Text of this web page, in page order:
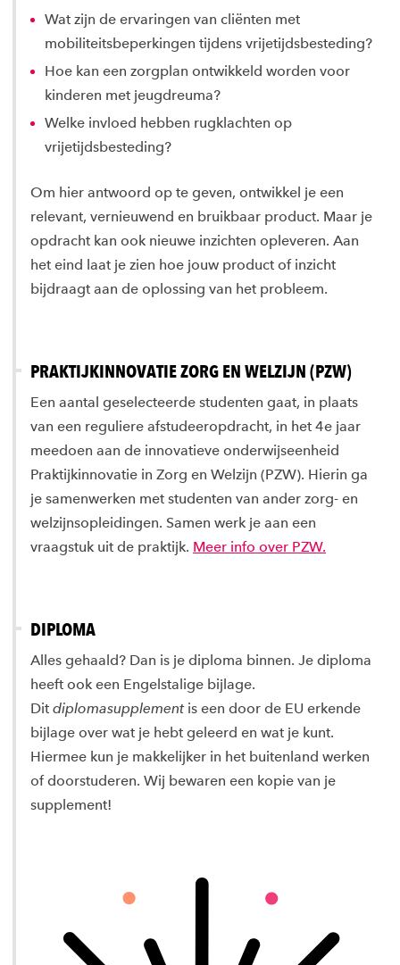
Wat zijn de ervaringen van cliënten met
mobiliteitsbeperkingen tijdens vrijetijdsbesteding?
Hoe kan een zorgplan ontwikkeld worden voor
kinderen met jeugdreuma?
Welke invloed hebben rugklachten op
vrijetijdsbesteding?
Om hier antwoord op te geven, ontwikkel je een
relevant, vernieuwend en bruikbaar product. Maar je
opdracht kan ook nieuwe inzichten opleveren. Aan
het eind laat je zien hoe jouw product of inzicht
bijdraagt aan de oplossing van het probleem.
PRAKTIJKINNOVATIE ZORG EN WELZIJN (PZW)
Een aantal geselecteerde studenten gaat, in plaats
van een reguliere afstudeeropdracht, in het 4e jaar
meedoen aan de innovatieve onderwijseenheid
Praktijkinnovatie in Zorg en Welzijn (PZW). Hierin ga
je samenwerken met studenten van ander zorg- en
welzijnsopleidingen. Samen werk je aan een
vraagstuk uit de praktijk. Meer info over PZW.
DIPLOMA
Alles gehaald? Dan is je diploma binnen. Je diploma
heeft ook een Engelstalige bijlage.
Dit diplomasupplementis een door de EU erkende
bijlage over wat je hebt geleerd en wat je kunt.
Hiermee kun je makkelijker in het buitenland werken
of doorstuderen. Wij bewaren een kopie van je
supplement!